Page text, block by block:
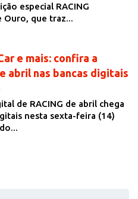
especial RACING
Ouro, que traz...
e mais: confira a
abril nas bancas digitais
de RACING de abril chega
nesta sexta-feira (14)